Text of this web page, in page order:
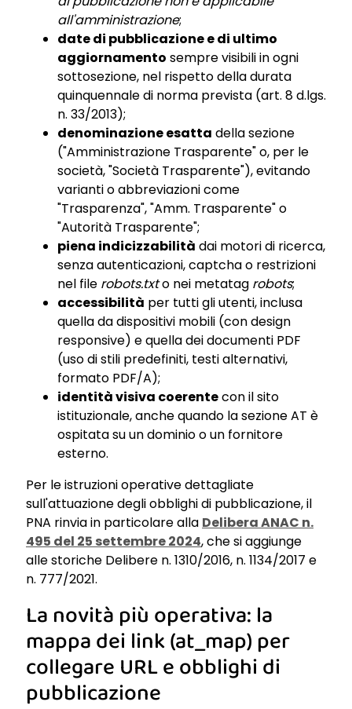
all'amministrazione;
date di pubblicazione e di ultimo
aggiornamento sempre visibili in ogni
sottosezione, nel rispetto della durata
quinquennale di norma prevista (art. 8 d.lgs.
n. 33/2013);
denominazione esatta della sezione
("Amministrazione Trasparente" o, per le
società, "Società Trasparente"), evitando
varianti o abbreviazioni come
"Trasparenza", "Amm. Trasparente" o
"Autorità Trasparente";
piena indicizzabilità dai motori di ricerca,
senza autenticazioni, captcha o restrizioni
nel file robots.txto nei metatag robots;
accessibilità per tutti gli utenti, inclusa
quella da dispositivi mobili (con design
responsive) e quella dei documenti PDF
(uso di stili predefiniti, testi alternativi,
formato PDF/A);
identità visiva coerentecon il sito
istituzionale, anche quando la sezione AT è
ospitata su un dominio o un fornitore
esterno.
Per le istruzioni operative dettagliate
sull'attuazione degli obblighi di pubblicazione, il
PNA rinvia in particolare alla Delibera ANAC n.
495 del 25 settembre 2024, che si aggiunge
alle storiche Delibere n. 1310/2016, n. 1134/2017 e
n. 777/2021.
La novità più operativa: la
mappa dei link (at_map) per
collegare URL e obblighi di
pubblicazione